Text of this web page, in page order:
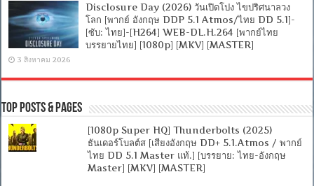
Disclosure Day (2026) วันเปิดโปง ไขปริศนาลวง
โลก [พากย์ อังกฤษ DDP 5.1 Atmos/ไทย DD 5.1]-
[ซับ: ไทย]-[H264] WEB-DL.H.264 [พากย์ไทย
บรรยายไทย] [1080p] [MKV] [MASTER]
3 สิงหาคม 2026
Top Posts & Pages
[1080p Super HQ] Thunderbolts (2025)
ธันเดอร์โบลต์ส [เสียงอังกฤษ DD+ 5.1.Atmos / พากย์
ไทย DD 5.1 Master แท้.] [บรรยาย: ไทย-อังกฤษ
Master] [MKV] [MASTER]